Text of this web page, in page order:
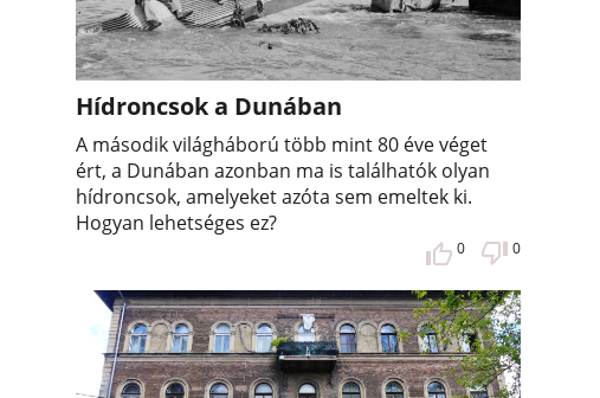
Hídroncsok a Dunában
A második világháború több mint 80 éve véget
ért, a Dunában azonban ma is találhatók olyan
hídroncsok, amelyeket azóta sem emeltek ki.
Hogyan lehetséges ez?
0 0